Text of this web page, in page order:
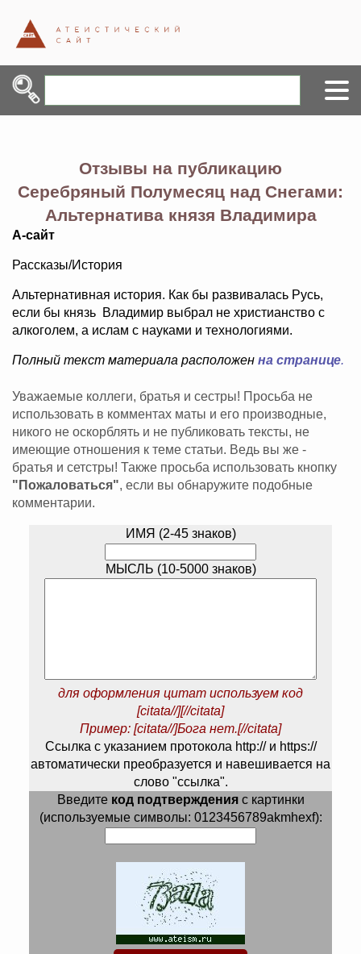
Отзывы на публикацию
Серебряный Полумесяц над Снегами:
Альтернатива князя Владимира
А-сайт
Рассказы/История
Альтернативная история. Как бы развивалась Русь,
если бы князь Владимир выбрал не христианство с
алкоголем, а ислам с науками и технологиями.
Полный текст материала расположен на странице.
Уважаемые коллеги, братья и сестры! Просьба не
использовать в комментах маты и его производные,
никого не оскорблять и не публиковать тексты, не
имеющие отношения к теме статьи. Ведь вы же -
братья и сетстры! Также просьба использовать кнопку
"Пожаловаться", если вы обнаружите подобные
комментарии.
ИМЯ (2-45 знаков)
МЫСЛЬ (10-5000 знаков)
для оформления цитат используем код
[citata//][//citata]
Пример: [citata//]Бога нет.[//citata]
Ссылка с указанием протокола http:// и https://
автоматически преобразуется и навешивается на
слово "ссылка".
Введите код подтвержденияс картинки
(используемые символы: 0123456789akmhexf):